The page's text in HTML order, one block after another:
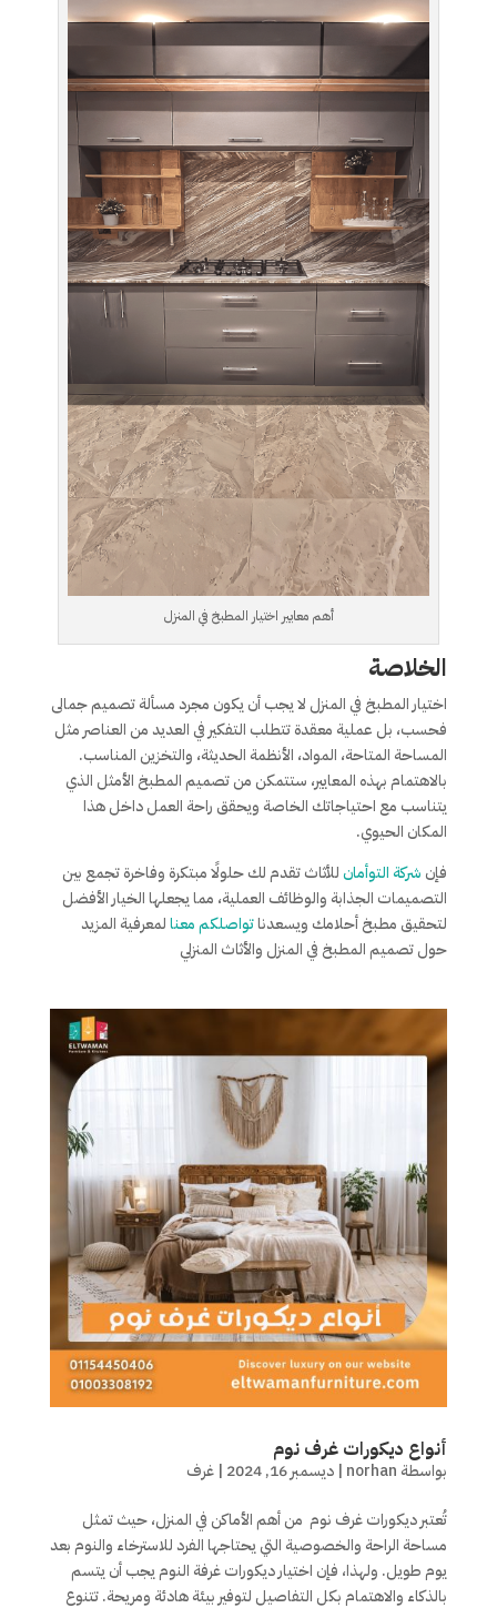
أهم معايير اختيار المطبخ في المنزل
الخلاصة
اختيار المطبخ في المنزل لا يجب أن يكون مجرد مسألة تصميم جمالى
فحسب، بل عملية معقدة تتطلب التفكير في العديد من العناصر مثل
المساحة المتاحة، المواد، الأنظمة الحديثة، والتخزين المناسب.
بالاهتمام بهذه المعايير، ستتمكن من تصميم المطبخ الأمثل الذي
يتناسب مع احتياجاتك الخاصة ويحقق راحة العمل داخل هذا
المكان الحيوي.
فإن شركة التوأمانللأثاث تقدم لك حلولًا مبتكرة وفاخرة تجمع بين
التصميمات الجذابة والوظائف العملية، مما يجعلها الخيار الأفضل
لتحقيق مطبخ أحلامك ويسعدناتواصلكم معنالمعرفية المزيد
حول تصميم المطبخ في المنزل والأثاث المنزلي
أنواع ديكورات غرف نوم
بواسطة norhan
| ديسمبر 16, 2024 | غرف
تُعتبر ديكورات غرف نوم من أهم الأماكن في المنزل، حيث تمثل
مساحة الراحة والخصوصية التي يحتاجها الفرد للاسترخاء والنوم بعد
يوم طويل. ولهذا، فإن اختيار ديكورات غرفة النوم يجب أن يتسم
بالذكاء والاهتمام بكل التفاصيل لتوفير بيئة هادئة ومريحة. تتنوع